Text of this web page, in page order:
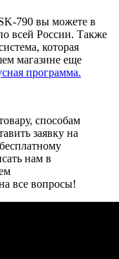
790 вы можете в
всей России. Также
которая
магазине еще
программа.
способам
заявку на
нам в
все вопросы!